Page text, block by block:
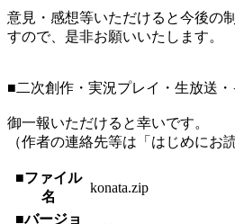
意見・感想等いただけると今後の
すので、是非お願いいたします。
■二次創作・実況プレイ・生放送
御一報いただけると幸いです。
（作者の連絡先等は「はじめにお
■ファイル
名
konata.zip
■バージョ